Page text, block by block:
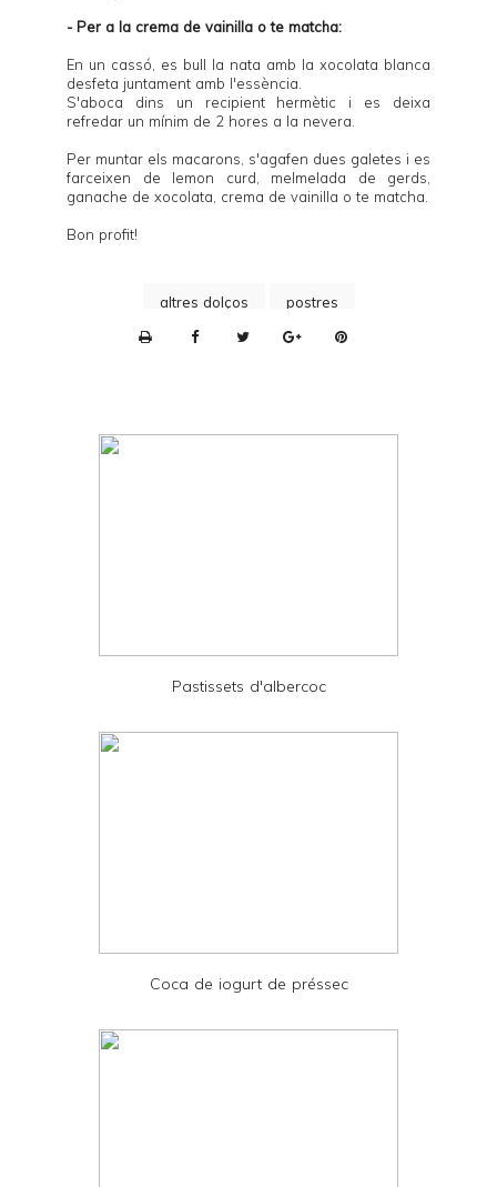
- Per a la crema de vainilla o te matcha:
En un cassó, es bull la nata amb la xocolata blanca
desfeta juntament amb l'essència.
S'aboca dins un recipient hermètic i es deixa
refredar un mínim de 2 hores a la nevera.
Per muntar els macarons, s'agafen dues galetes i es
farceixen de lemon curd , melmelada de gerds,
ganache de xocolata, crema de vainilla o te matcha.
Bon profit!
altres dolços
postres
n
d
Pastissets d'albercoc
Coca de iogurt de préssec